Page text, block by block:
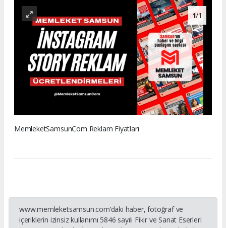
1/1
MemleketSamsunCom Reklam Fiyatları
www.memleketsamsun.com’daki haber, fotoğraf ve
içeriklerin izinsiz kullanımı 5846 sayılı Fikir ve Sanat Eserleri